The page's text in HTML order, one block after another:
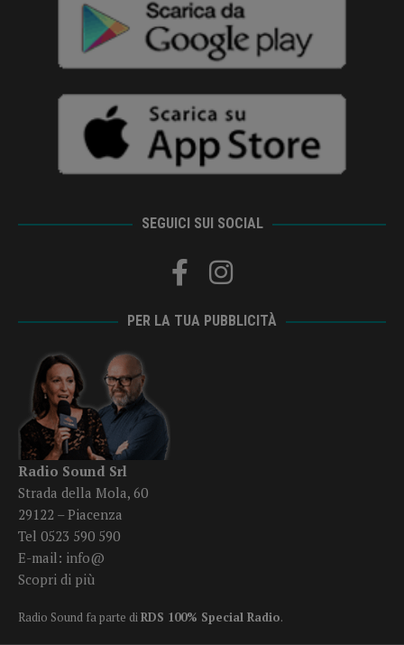
SEGUICI SUI SOCIAL
PER LA TUA PUBBLICITÀ
Radio Sound Srl
Strada della Mola, 60
29122 – Piacenza
Tel 0523 590 590
E-mail: info@
Scopri di più
Radio Sound fa parte diRDS 100% Special Radio.